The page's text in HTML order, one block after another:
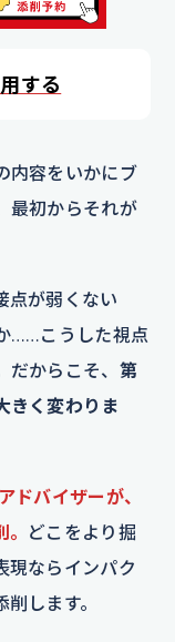
する
内容をいかにブ
最初からそれが
点が弱くない
……こうした視点
からこそ、 第
きく変わりま
ドバイザーが、
どこをより掘
現ならインパク
します。